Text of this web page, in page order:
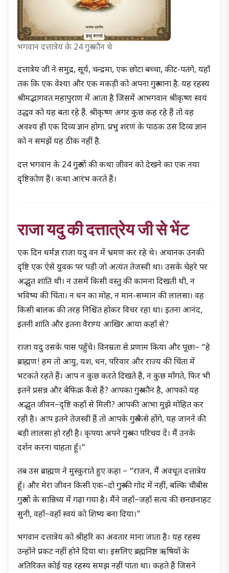
भगवान दत्तात्रेय के 24 गुरु कौन थे
दत्तात्रेय जी ने समुद्र, सूर्य, चन्द्रमा, एक छोटा बच्चा, कीट-पतंगे, यहाँ
तक कि एक वेश्या और एक मकड़ी को अपना गुरु माना है. यह रहस्य
श्रीमद्भागवत महापुराण में आता है जिसमें आभगवान श्रीकृष्ण स्वयं
उद्धव को यह बता रहे हैं. श्रीकृष्ण अगर कुछ कह रहे हैं तो वह
अवश्य ही एक दिव्य ज्ञान होगा. प्रभु शरणं के पाठक उस दिव्य ज्ञान
को न समझें यह ठीक नहीं है.
दत्त भगवान के 24 गुरुओं की कथा जीवन को देखने का एक नया
दृष्टिकोण हैं। कथा आरंभ करते हैं।
राजा यदु की दत्तात्रेय जी से भेंट
एक दिन धर्मज्ञ राजा यदु वन में भ्रमण कर रहे थे। अचानक उनकी
दृष्टि एक ऐसे युवक पर पड़ी जो अत्यंत तेजस्वी था। उसके चेहरे पर
अद्भुत शांति थी। न उसमें किसी वस्तु की कामना दिखती थी, न
भविष्य की चिंता। न धन का मोह, न मान-सम्मान की लालसा। वह
किसी बालक की तरह निश्चिंत होकर विचर रहा था। इतना आनंद,
इतनी शांति और इतना वैराग्य आखिर आया कहाँ से?
राजा यदु उसके पास पहुँचे। विनम्रता से प्रणाम किया और पूछा– “हे
ब्राह्मण! हम तो आयु, यश, धन, परिवार और राज्य की चिंता में
भटकते रहते हैं। आप न कुछ करते दिखते हैं, न कुछ माँगते, फिर भी
इतने प्रसन्न और बेफिक्र कैसे हैं? आपका गुरु कौन है, आपको यह
अद्भुत जीवन–दृष्टि कहाँ से मिली? आपकी आभा मुझे मोहित कर
रही है। आप इतने तेजस्वी हैं तो आपके गुरु कैसे होंगे, यह जानने की
बड़ी लालसा हो रही है। कृपया अपने गुरु का परिचय दें। मैं उनके
दर्शन करना चाहता हूँ।”
तब उस ब्राह्मण ने मुस्कुराते हुए कहा – “राजन, मैं अवधूत दत्तात्रेय
हूँ। और मेरा जीवन किसी एक–दो गुरु की गोद में नहीं, बल्कि चौबीस
गुरुओं के सान्निध्य में गढ़ा गया है। मैंने जहाँ–जहाँ सत्य की छनछनाहट
सुनी, वहाँ–वहाँ स्वयं को शिष्य बना दिया।”
भगवान दत्तात्रेय को श्रीहरि का अवतार माना जाता है। यह रहस्य
उन्होंने प्रकट नहीं होने दिया था। इसलिए ब्रह्मनिष्ठ ऋषियों के
अतिरिक्त कोई यह रहस्य समझ नहीं पाता था। कहते हैं जिसने